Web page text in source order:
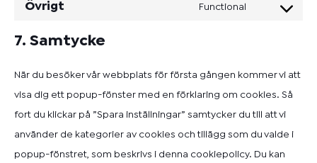
Övrigt Functional
7. Samtycke
När du besöker vår webbplats för första gången kommer vi att
visa dig ett popup-fönster med en förklaring om cookies. Så
fort du klickar på ”Spara inställningar” samtycker du till att vi
använder de kategorier av cookies och tillägg som du valde i
popup-fönstret, som beskrivs i denna cookiepolicy. Du kan